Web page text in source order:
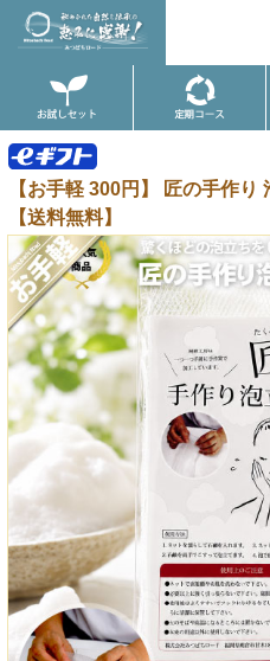
【お手軽 300円】 匠の手作り
【送料無料】